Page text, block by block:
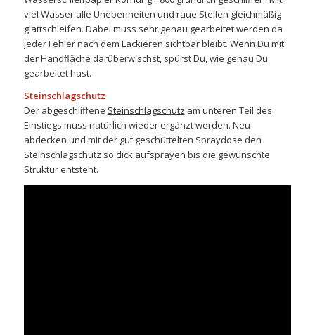
viel Wasser alle Unebenheiten und raue Stellen gleichmäßig
glattschleifen. Dabei muss sehr genau gearbeitet werden da
jeder Fehler nach dem Lackieren sichtbar bleibt. Wenn Du mit
der Handfläche darüberwischst, spürst Du, wie genau Du
gearbeitet hast.
Steinschlagschutz
Der abgeschliffene Steinschlagschutz am unteren Teil des
Einstiegs muss natürlich wieder ergänzt werden. Neu
abdecken und mit der gut geschüttelten Spraydose den
Steinschlagschutz so dick aufsprayen bis die gewünschte
Struktur entsteht.